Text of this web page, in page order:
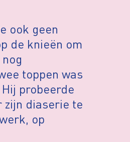
ook geen
de knieën om
toppen was
probeerde
zijn diaserie te
op